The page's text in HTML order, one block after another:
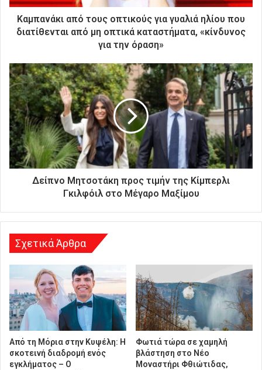
τ
κ
ή
σ
α
ς
δ
ι
ε
ύ
σ
Καμπανάκι από τους οπτικούς για γυαλιά ηλίου που
διατίθενται από μη οπτικά καταστήματα, «κίνδυνος
για την όραση»
Δείπνο Μητσοτάκη προς τιμήν της Κίμπερλι
Γκιλφόιλ στο Μέγαρο Μαξίμου
Σχετικά Άρθρα
Από τη Μόρια στην Κυψέλη: Η
σκοτεινή διαδρομή ενός
εγκλήματος – Ο
Φωτιά τώρα σε χαμηλή
βλάστηση στο Νέο
Μοναστήρι Φθιώτιδας,